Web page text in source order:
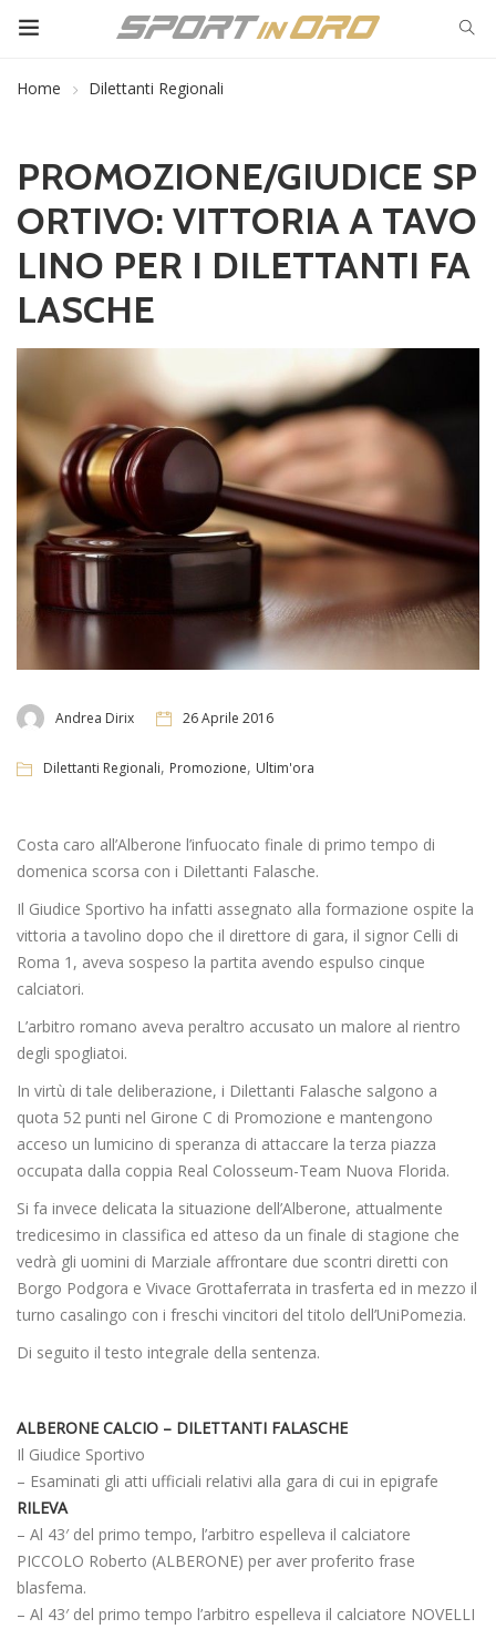
Home Dilettanti Regionali
PROMOZIONE/GIUDICE SP
ORTIVO: VITTORIA A TAVO
LINO PER I DILETTANTI FA
LASCHE
Andrea Dirix 26 Aprile 2016
Dilettanti Regionali, Promozione, Ultim'ora
Costa caro all’Alberone l’infuocato finale di primo tempo di
domenica scorsa con i Dilettanti Falasche.
Il Giudice Sportivo ha infatti assegnato alla formazione ospite la
vittoria a tavolino dopo che il direttore di gara, il signor Celli di
Roma 1, aveva sospeso la partita avendo espulso cinque
calciatori.
L’arbitro romano aveva peraltro accusato un malore al rientro
degli spogliatoi.
In virtù di tale deliberazione, i Dilettanti Falasche salgono a
quota 52 punti nel Girone C di Promozione e mantengono
acceso un lumicino di speranza di attaccare la terza piazza
occupata dalla coppia Real Colosseum-Team Nuova Florida.
Si fa invece delicata la situazione dell’Alberone, attualmente
tredicesimo in classifica ed atteso da un finale di stagione che
vedrà gli uomini di Marziale affrontare due scontri diretti con
Borgo Podgora e Vivace Grottaferrata in trasferta ed in mezzo il
turno casalingo con i freschi vincitori del titolo dell’UniPomezia.
Di seguito il testo integrale della sentenza.
ALBERONE CALCIO – DILETTANTI FALASCHE
Il Giudice Sportivo
– Esaminati gli atti ufficiali relativi alla gara di cui in epigrafe
RILEVA
– Al 43′ del primo tempo, l’arbitro espelleva il calciatore
PICCOLO Roberto (ALBERONE) per aver proferito frase
blasfema.
– Al 43′ del primo tempo l’arbitro espelleva il calciatore NOVELLI